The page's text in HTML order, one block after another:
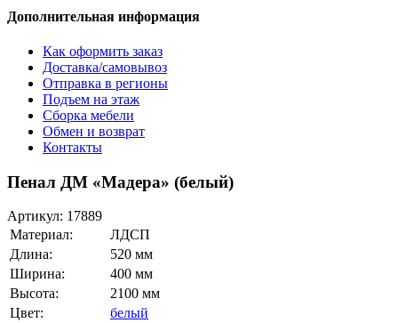
Дополнительная информация
Как оформить заказ
Доставка/самовывоз
Отправка в регионы
Подъем на этаж
Сборка мебели
Обмен и возврат
Контакты
Пенал ДМ «Мадера» (белый)
Артикул: 17889
Материал:
ЛДСП
Длина:
520 мм
Ширина:
400 мм
Высота:
2100 мм
Цвет:
белый